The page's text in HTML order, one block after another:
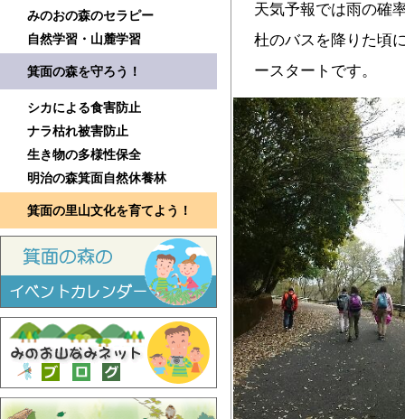
みのおの森のセラピー
自然学習・山麓学習
箕面の森を守ろう！
シカによる食害防止
ナラ枯れ被害防止
生き物の多様性保全
明治の森箕面自然休養林
箕面の里山文化を育てよう！
天気予報では雨の確
杜のバスを降りた頃
ースタートです。